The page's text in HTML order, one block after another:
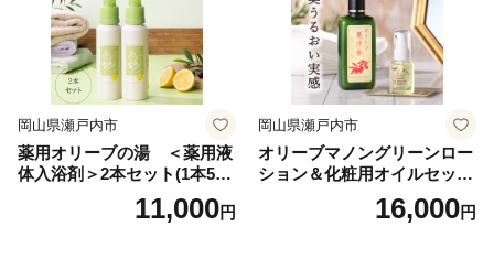
岡山県瀬戸内市
薬用オリーブの湯 ＜薬用液
体入浴剤＞2本セット(1本500
11,000円
岡山県瀬戸内市
オリーブマノングリーンロー
ション＆化粧用オイルセット
美容グッズ スキンケア 化粧
16,000円